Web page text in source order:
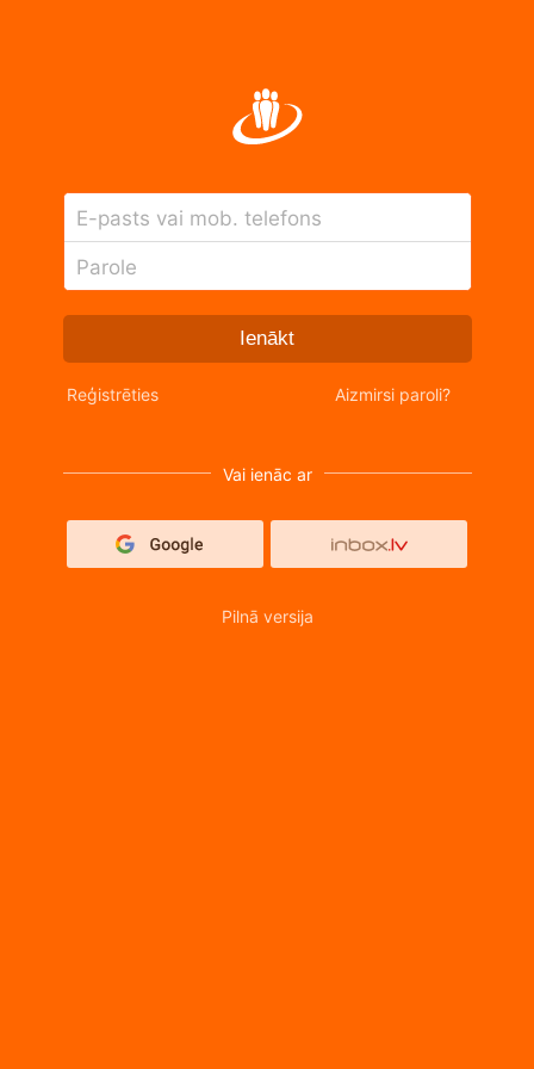
E-pasts vai mob. telefons
Parole
Ienākt
Reģistrēties Aizmirsi paroli?
Vai ienāc ar
Pilnā versija